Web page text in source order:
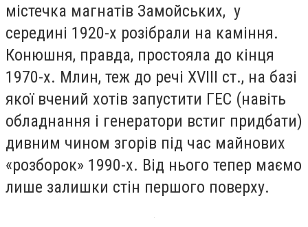
містечка магнатів Замойських, у
середині 1920-х розібрали на каміння.
Конюшня, правда, простояла до кінця
1970-х. Млин, теж до речі XVIII ст., на базі
якої вчений хотів запустити ГЕС (навіть
обладнання і генератори встиг придбати)
дивним чином згорів під час майнових
«розборок» 1990-х. Від нього тепер маємо
лише залишки стін першого поверху.